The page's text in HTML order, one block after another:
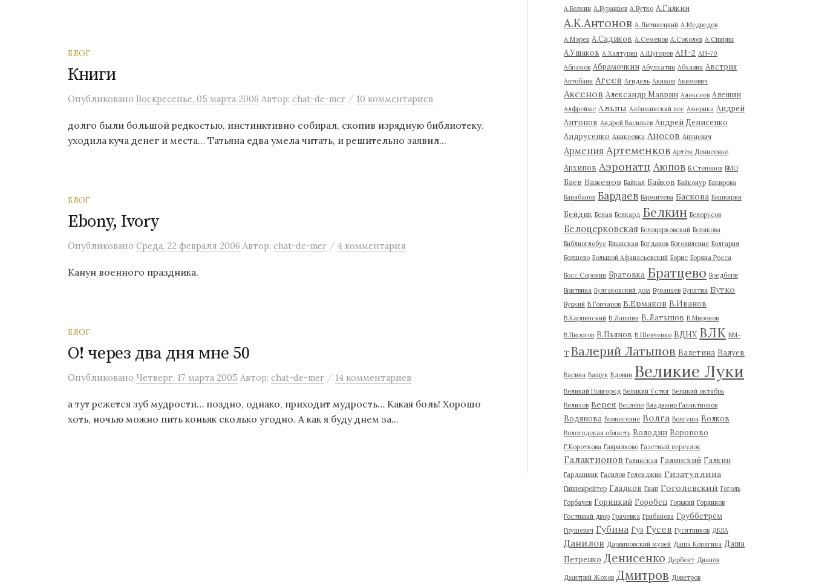
БЛОГ
Книги
Опубликовано Воскресенье, 05 марта 2006 Автор: chat-de-mer / 10 комментариев
долго были большой редкостью, инстинктивно собирал, скопив изрядную библиотеку.
уходила куча денег и места… Татьяна едва умела читать, и решительно заявил...
БЛОГ
Ebony, Ivory
Опубликовано Среда, 22 февраля 2006 Автор: chat-de-mer / 4 комментария
Канун военного праздника.
БЛОГ
О! через два дня мне 50
Опубликовано Четверг, 17 марта 2005 Автор: chat-de-mer / 14 комментариев
а тут режется зуб мудрости… поздно, однако, приходит мудрость… Какая боль! Хорошо
хоть, ночью можно пить коньяк сколько угодно. А как я буду днем за...
А.Белкин А.Буранцев А.Бутко А.Галкин
А.К.Антонов А.Литинецкий А.Медведев
А.Морев А.Садиков А.Семенов А.Соколов А.Спирин
А.Ушаков А.Халтурин А.Щугорев АН-2 АН-70
Абрамов Абрамочкин Абулхатин Абхазия Австрия
Автобанк Агеев Агидель Акимов Акимович
Аксенов Александр Маврин Алексеев Алешин
Алфреймс Альпы Алёшкинский лес Америка Андрей
Антонов Андрей Васильев Андрей Денисенко
Андрусенко Аникеевка Аносов Апуневич
Армения Артеменков Артём Денисенко
Архипов Аэронатц Аюпов Б.Степанов БМО
Баев Баженов Байкал Байков Байконур Бакирова
Барабанов Бардаев Бармичева Баскова Башкирия
Бейдик Белая Белкард Белкин Белорусов
Белоцерковская Белоцерковский Белякова
Библиоглобус Блынская Богданов Богоявление Болгария
Болшево Большой Афанасьевский Борис Боряна Росса
Босс Сорокин Братовка Братцево Бредбери
Бритвина Булгаковский дом Буранцев Бурятия Бутко
Буцкий В.Гончаров В.Ермаков В.Иванов
В.Карпинский В.Лапшин В.Латыпов В.Миронов
В.Пирогов В.Пьянов В.Шевченко ВДНХ ВЛК ВМ-
Т Валерий Латыпов Валетина Валуев
Васина Ващук Вдовин Великие Луки
Великий Новгород Великий Устюг Великий октябрь
Велихов Верея Веслево Владимир Галактионов
Водянова Вознесение Волга Волгуша Волков
Вологодская область Володин Вороново
Г.Короткова Гаврилково Газетный переулок
Галактионов Галинская Галинский Галкин
Гардашник Гасилов Геленджик Гизатуллина
Гиппенрейтер Гладков Гнап Гоголевский Гоголь
Горбачев Горицкий Горобец Горький Горяинов
Гостиный двор Грачевка Грибанова Груббстрем
Грушевич Губина Гуз Гусев Гусятников ДКБА
Данилов Дарвиновский музей Даша Корягина Даша
Петренко Денисенко Дербент Дианов
Дмитрий Жохов Дмитров Доветров